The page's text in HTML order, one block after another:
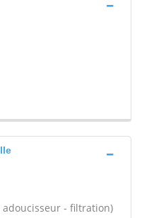
- filtration)